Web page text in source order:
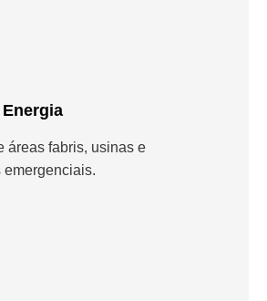
áreas fabris, usinas e
emergenciais.